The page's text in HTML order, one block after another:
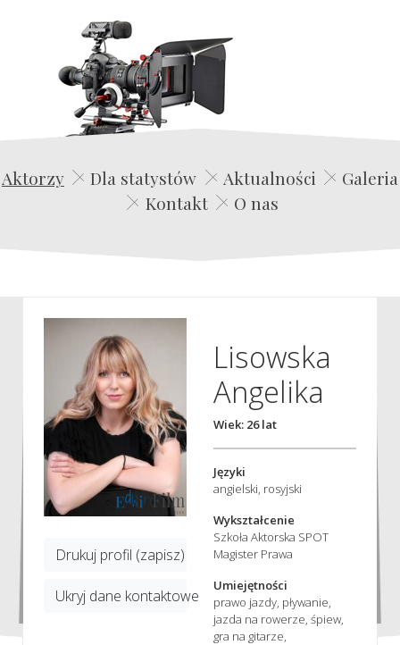
Edwin Film Agencja Aktorska
Aktorzy Dla statystów Aktualności
Galeria
Kontakt
O nas
Drukuj profil (zapisz)
Ukryj dane kontaktowe
Lisowska
Angelika
Wiek: 26 lat
Języki
angielski, rosyjski
Wykształcenie
Szkoła Aktorska SPOT
Magister Prawa
Umiejętności
prawo jazdy, pływanie,
jazda na rowerze, śpiew,
gra na gitarze,